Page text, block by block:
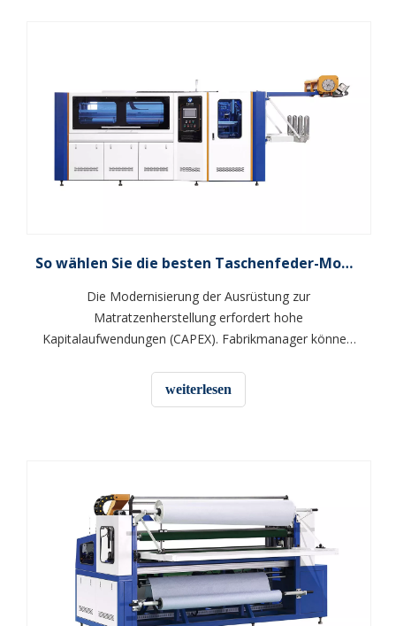
So wählen Sie die besten Taschenfeder-Montagemaschinen aus
Die Modernisierung der Ausrüstung zur
Matratzenherstellung erfordert hohe
Kapitalaufwendungen (CAPEX). Fabrikmanager können
ausschließlich auf der Grundlage von Werbebroschüren
zu treffen. Wir müssen tiefer in die tatsächlichen
weiterlesen